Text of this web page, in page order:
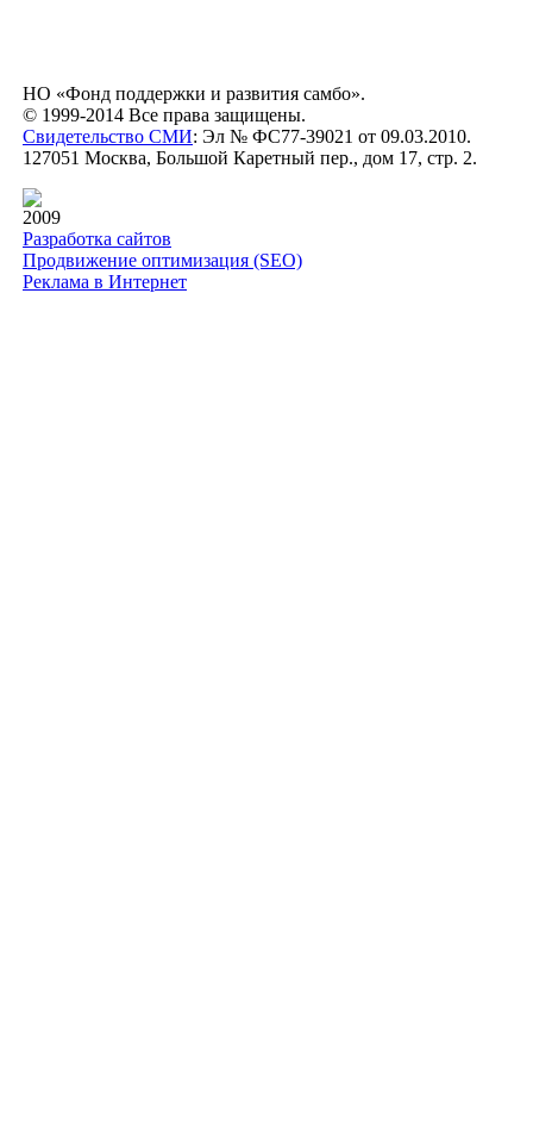
НО «Фонд поддержки и развития самбо».
© 1999-2014 Все права защищены.
Свидетельство СМИ: Эл № ФС77-39021 от 09.03.2010.
127051 Москва, Большой Каретный пер., дом 17, стр. 2.
2009
Разработка сайтов
Продвижение оптимизация (SEO)
Реклама в Интернет